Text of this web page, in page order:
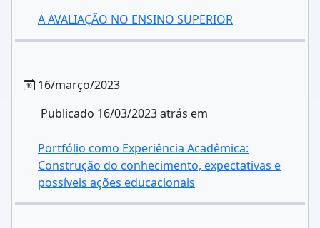
A AVALIAÇÃO NO ENSINO SUPERIOR
16/março/2023
Publicado 16/03/2023 atrás em
Portfólio como Experiência Acadêmica:
Construção do conhecimento, expectativas e
possíveis ações educacionais